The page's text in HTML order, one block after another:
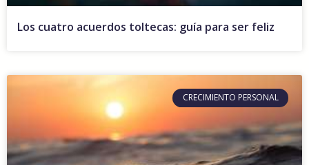
Los cuatro acuerdos toltecas: guía para ser feliz
CRECIMIENTO PERSONAL